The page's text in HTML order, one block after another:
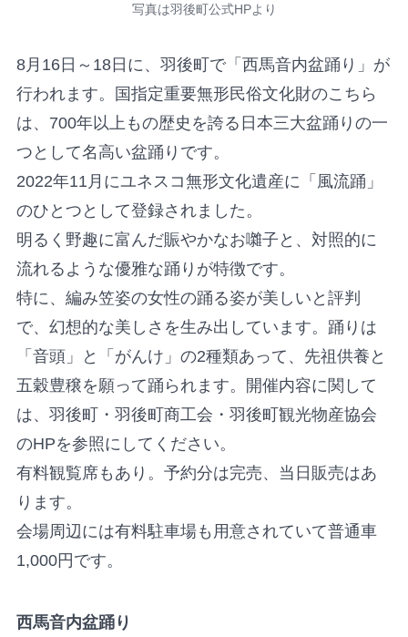
写真は羽後町公式HPより
8月16日～18日に、羽後町で「西馬音内盆踊り」が
行われます。国指定重要無形民俗文化財のこちら
は、700年以上もの歴史を誇る日本三大盆踊りの一
つとして名高い盆踊りです。
2022年11月にユネスコ無形文化遺産に「風流踊」
のひとつとして登録されました。
明るく野趣に富んだ賑やかなお囃子と、対照的に
流れるような優雅な踊りが特徴です。
特に、編み笠姿の女性の踊る姿が美しいと評判
で、幻想的な美しさを生み出しています。踊りは
「音頭」と「がんけ」の2種類あって、先祖供養と
五穀豊穣を願って踊られます。開催内容に関して
は、羽後町・羽後町商工会・羽後町観光物産協会
のHPを参照にしてください。
有料観覧席もあり。予約分は完売、当日販売はあ
ります。
会場周辺には有料駐車場も用意されていて普通車
1,000円です。
西馬音内盆踊り